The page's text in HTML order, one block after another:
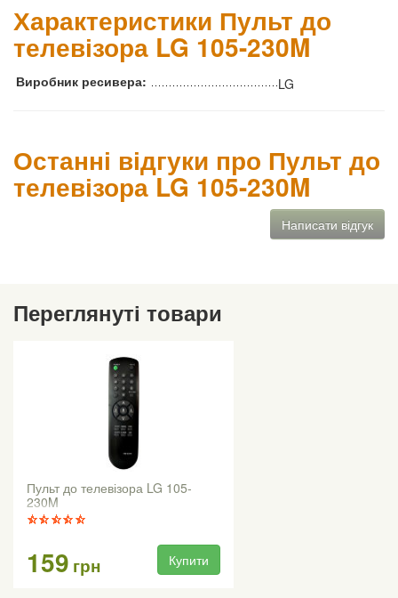
Характеристики Пульт до
телевізора LG 105-230M
Виробник ресивера: LG
Останні відгуки про Пульт до
телевізора LG 105-230M
Написати відгук
Переглянуті товари
Пульт до телевізора LG 105-
230M
159 грн Купити